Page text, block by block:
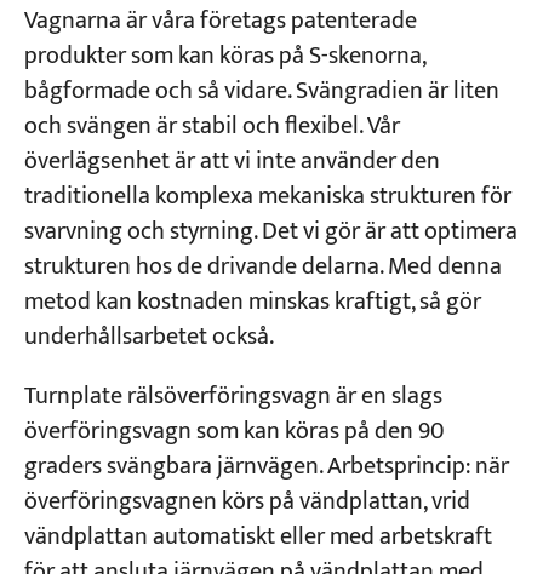
Nyheter
Applikationer
Om oss
Kontakta oss
Vagnarna är våra företags patenterade
produkter som kan köras på S-skenorna,
bågformade och så vidare. Svängradien är liten
och svängen är stabil och flexibel. Vår
överlägsenhet är att vi inte använder den
traditionella komplexa mekaniska strukturen för
svarvning och styrning. Det vi gör är att optimera
strukturen hos de drivande delarna. Med denna
metod kan kostnaden minskas kraftigt, så gör
underhållsarbetet också.
Turnplate rälsöverföringsvagn är en slags
överföringsvagn som kan köras på den 90
graders svängbara järnvägen. Arbetsprincip: när
överföringsvagnen körs på vändplattan, vrid
vändplattan automatiskt eller med arbetskraft